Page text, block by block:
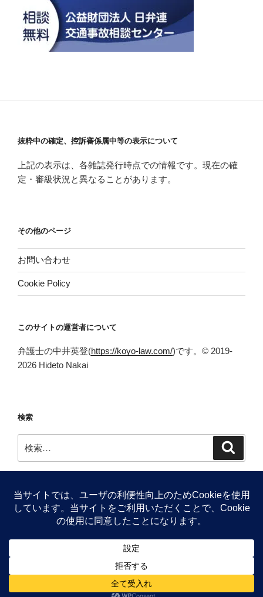
抜粋中の確定、控訴審係属中等の表示について
上記の表示は、各雑誌発行時点での情報です。現在の確
定・審級状況と異なることがあります。
その他のページ
お問い合わせ
Cookie Policy
このサイトの運営者について
弁護士の中井英登(https://koyo-law.com/)です。© 2019-
2026 Hideto Nakai
検索
索:
FacebookTwitter
Proudly powered by WordPress